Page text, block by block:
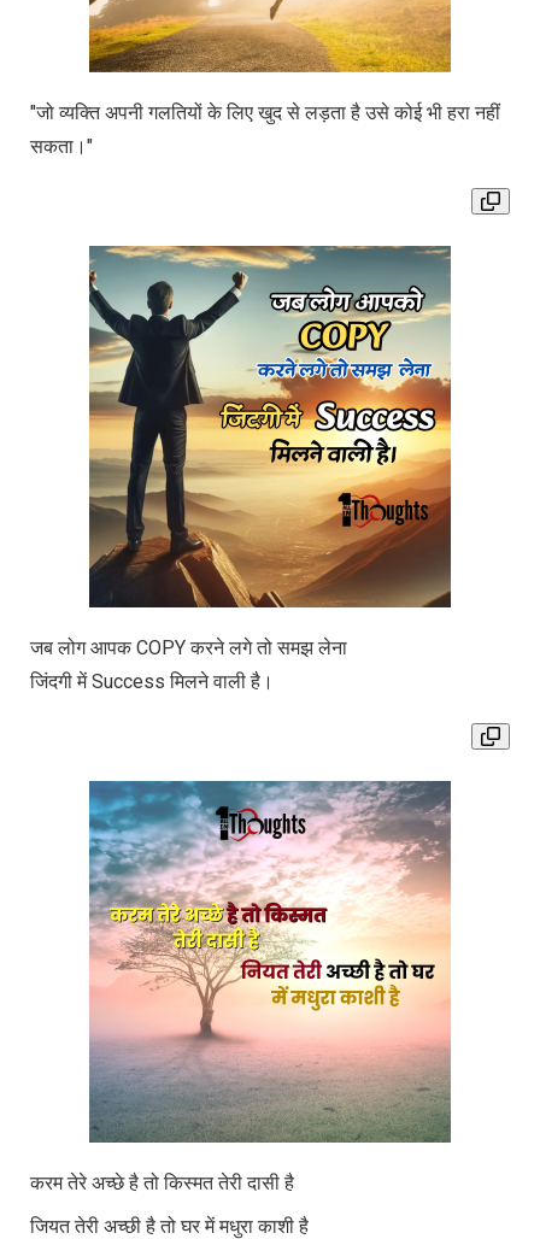
"जो व्यक्ति अपनी गलतियों के लिए खुद से लड़ता है उसे कोई भी हरा नहीं
सकता।"
जब लोग आपक COPY करने लगे तो समझ लेना
जिंदगी में Success मिलने वाली है।
करम तेरे अच्छे है तो किस्मत तेरी दासी है
जियत तेरी अच्छी है तो घर में मधुरा काशी है